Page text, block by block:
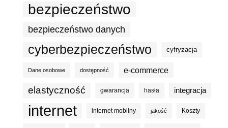
bezpieczeństwo
bezpieczeństwo danych
cyberbezpieczeństwo cyfryzacja
Dane osobowe dostępność e-commerce
elastyczność gwarancja hasła integracja
internet internet mobilny jakość Koszty